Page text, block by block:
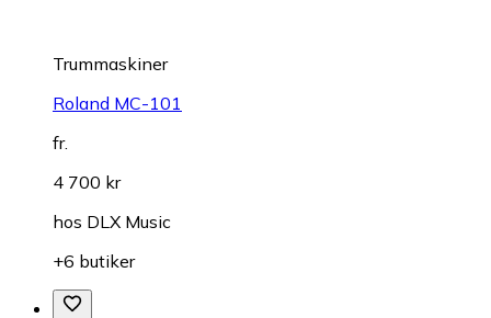
Trummaskiner
Roland MC-101
fr.
4 700 kr
hos DLX Music
+6 butiker